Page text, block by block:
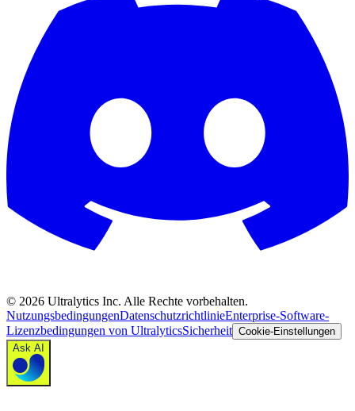
© 2026 Ultralytics Inc. Alle Rechte vorbehalten.
NutzungsbedingungenDatenschutzrichtlinieEnterprise-Software-
Lizenzbedingungen von UltralyticsSicherheit Cookie-Einstellungen
Ask AI